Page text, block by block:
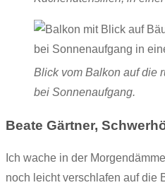
Blick vom Balkon auf die
bei Sonnenaufgang.
Beate Gärtner,
Ich wache in der
noch leicht verschlafen auf die